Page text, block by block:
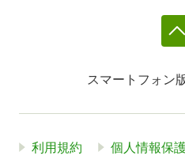
スマートフォン
利用規約 個人情報保